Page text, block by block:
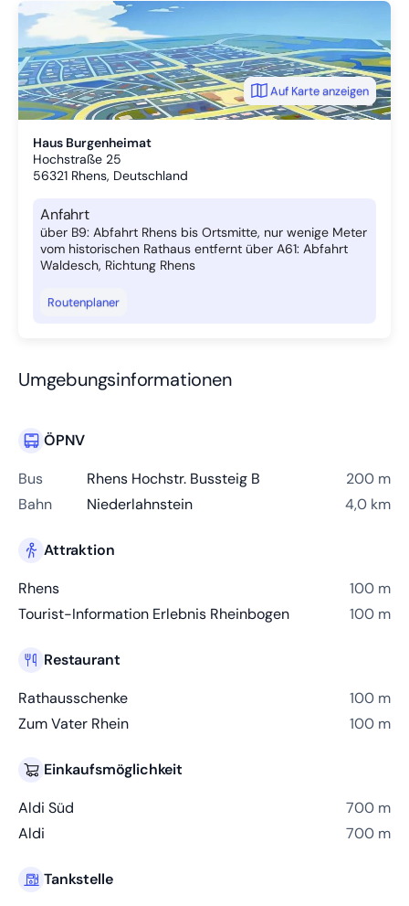
Haus Burgenheimat
Hochstraße 25
56321 Rhens, Deutschland
Anfahrt
über B9: Abfahrt Rhens bis Ortsmitte, nur wenige Meter
vom historischen Rathaus entfernt über A61: Abfahrt
Waldesch, Richtung Rhens
Routenplaner
Auf Karte anzeigen
Umgebungsinformationen
ÖPNV
Bus
Rhens Hochstr. Bussteig B
200 m
Bahn
Niederlahnstein 4,0 km
Attraktion
Rhens
100 m
Tourist-Information Erlebnis Rheinbogen
100 m
Restaurant
Rathausschenke
100 m
Zum Vater Rhein
100 m
Einkaufsmöglichkeit
Aldi Süd
700 m
Aldi
700 m
Tankstelle